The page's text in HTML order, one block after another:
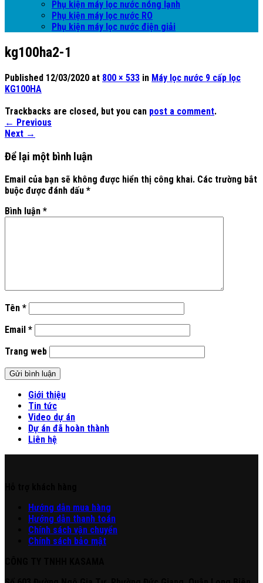
Phụ kiện máy lọc nước nóng lạnh
Phụ kiện máy lọc nước RO
Phụ kiện máy lọc nước điện giải
kg100ha2-1
Published 12/03/2020 at 800 × 533 in Máy lọc nước 9 cấp lọc
KG100HA
Trackbacks are closed, but you can post a comment.
← Previous
Next →
Để lại một bình luận
Email của bạn sẽ không được hiển thị công khai. Các trường bắt
buộc được đánh dấu *
Bình luận *
Tên *
Email *
Trang web
Giới thiệu
Tin tức
Video dự án
Dự án đã hoàn thành
Liên hệ
Hướng dẫn mua hàng
Hướng dẫn thanh toán
Chính sách vận chuyển
Chính sách bảo mật